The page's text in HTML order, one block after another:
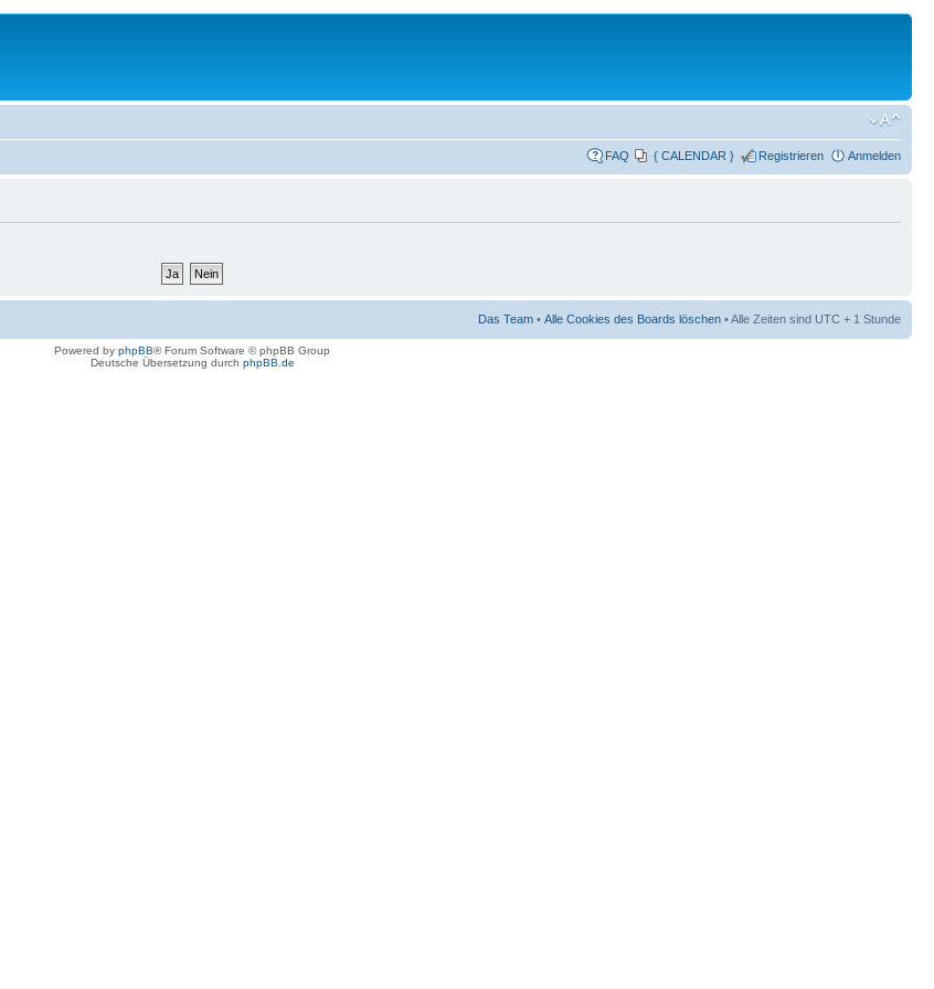
FAQ { CALENDAR } Registrieren Anmelden
Das Team • Alle Cookies des Boards löschen • Alle Zeiten sind UTC + 1 Stunde
Powered by phpBB® Forum Software © phpBB Group
Deutsche Übersetzung durch phpBB.de